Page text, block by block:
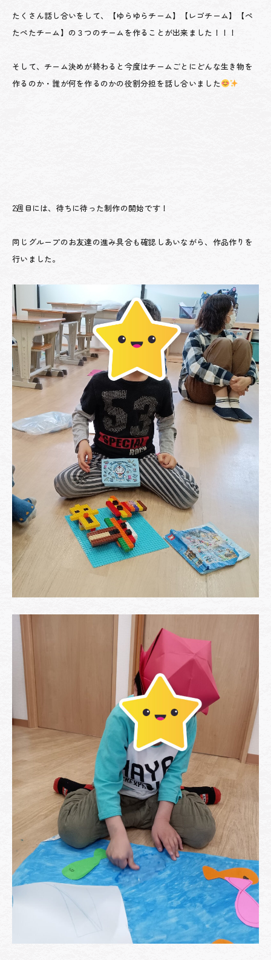
たくさん話し合いをして、【ゆらゆらチーム】【レゴチーム】【ぺ
たぺたチーム】の３つのチームを作ることが出来ました！！！
そして、チーム決めが終わると今度はチームごとにどんな生き物を
作るのか・誰が何を作るのかの役割分担を話し合いました
2週目には、待ちに待った制作の開始です！
同じグループのお友達の進み具合も確認しあいながら、作品作りを
行いました。